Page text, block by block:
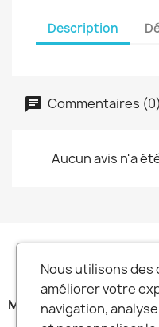
Description
Commentaires (0)
Aucun avis n'a
MA SOCIETE
Nous utilisons
améliorer votre
navigation,